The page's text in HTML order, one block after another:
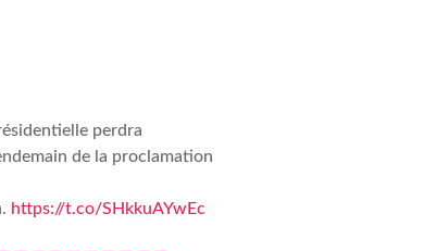
perdra
de la proclamation
https://t.co/SHkkuAYwEc